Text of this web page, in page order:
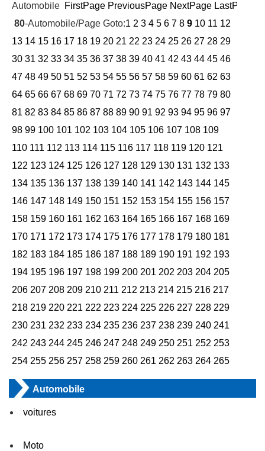
Automobile FirstPage PreviousPage NextPage LastPage
80-Automobile/Page Goto:1 2 3 4 5 6 7 8 9 10 11 12
13 14 15 16 17 18 19 20 21 22 23 24 25 26 27 28 29
30 31 32 33 34 35 36 37 38 39 40 41 42 43 44 45 46
47 48 49 50 51 52 53 54 55 56 57 58 59 60 61 62 63
64 65 66 67 68 69 70 71 72 73 74 75 76 77 78 79 80
81 82 83 84 85 86 87 88 89 90 91 92 93 94 95 96 97
98 99 100 101 102 103 104 105 106 107 108 109
110 111 112 113 114 115 116 117 118 119 120 121
122 123 124 125 126 127 128 129 130 131 132 133
134 135 136 137 138 139 140 141 142 143 144 145
146 147 148 149 150 151 152 153 154 155 156 157
158 159 160 161 162 163 164 165 166 167 168 169
170 171 172 173 174 175 176 177 178 179 180 181
182 183 184 185 186 187 188 189 190 191 192 193
194 195 196 197 198 199 200 201 202 203 204 205
206 207 208 209 210 211 212 213 214 215 216 217
218 219 220 221 222 223 224 225 226 227 228 229
230 231 232 233 234 235 236 237 238 239 240 241
242 243 244 245 246 247 248 249 250 251 252 253
254 255 256 257 258 259 260 261 262 263 264 265
Automobile
voitures
Moto